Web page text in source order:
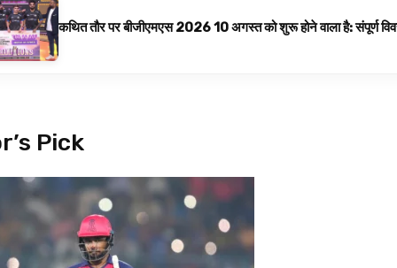
कथित तौर पर बीजीएमएस 2026 10 अगस्त को शुरू होने वाला है: संपूर्ण
Pick